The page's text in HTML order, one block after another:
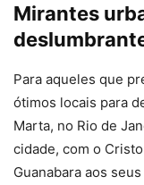
Mirantes
Para aqueles que
ótimos locais para
Marta, no Rio de
cidade, com o
Guanabara aos